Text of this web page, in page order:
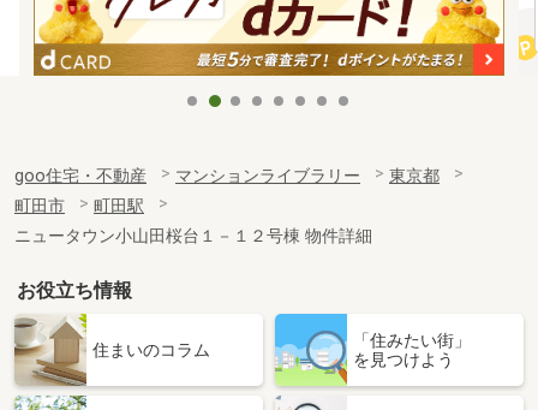
goo住宅・不動産 マンションライブラリー
東京都
町田市
町田駅
ニュータウン小山田桜台１－１２号棟 物件詳細
お役立ち情報
住まいのコラム
「住みたい街」
を見つけよう